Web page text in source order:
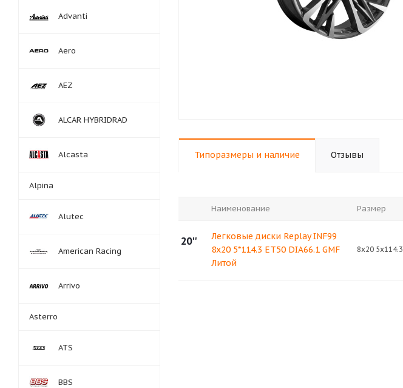
Типоразмеры и наличие Отзывы
Наименование Размер
20''
Легковые диски Replay INF99
8x20 5*114.3 ET50 DIA66.1 GMF
Литой
8x20 5x114.3
Advanti
Aero
AEZ
ALCAR HYBRIDRAD
Alcasta
Alpina
Alutec
American Racing
Arrivo
Asterro
ATS
BBS